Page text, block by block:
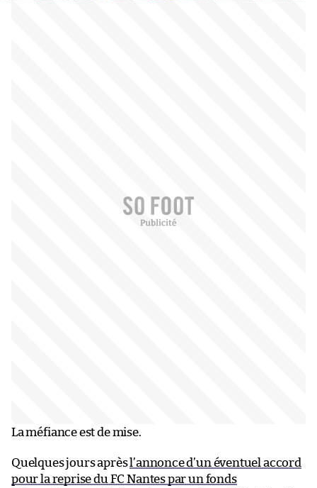
La méfiance est de mise.
Quelques jours aprèsl’annonce d’un éventuel accord
pour la reprise du FC Nantes par un fonds